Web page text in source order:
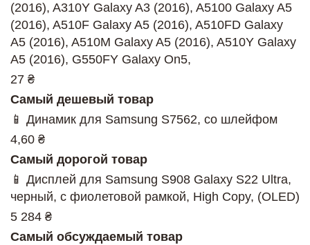
(2016), A310Y Galaxy A3 (2016), A5100 Galaxy A5
(2016), A510F Galaxy A5 (2016), A510FD Galaxy
A5 (2016), A510M Galaxy A5 (2016), A510Y Galaxy
A5 (2016), G550FY Galaxy On5,
27 ₴
Самый дешевый товар
📱 Динамик для Samsung S7562, со шлейфом
4,60 ₴
Самый дорогой товар
📱 Дисплей для Samsung S908 Galaxy S22 Ultra,
черный, с фиолетовой рамкой, High Copy, (OLED)
5 284 ₴
Самый обсуждаемый товар